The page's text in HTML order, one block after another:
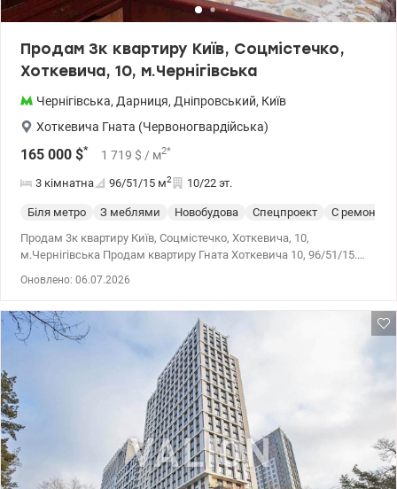
Продам 3к квартиру Київ, Соцмістечко,
Хоткевича, 10, м.Чернігівська
Чернігівська, Дарниця, Дніпровський, Київ
Хоткевича Гната (Червоногвардійська)
165 000 $* 1 719 $ / м2*
3 кімнатна 96/51/15 м2 10/22 эт.
Біля метро З меблями Новобудова Спецпроект
С ремонтом
Продам 3к квартиру Київ, Соцмістечко, Хоткевича, 10,
м.Чернігівська Продам квартиру Гната Хоткевича 10, 96/51/15.
опалення. Простора кухня. Розвинена інфраструктура. Поруч
садки, школи, ТРЦ Проспект, супермаркети, Новус, Ашан,
sportlife, Даринок 15хв. До метро Чернігівська 5 хвилин пішки.
Тел.(044) 200-10-80 valion.ua/1085978
Оновлено: 06.07.2026